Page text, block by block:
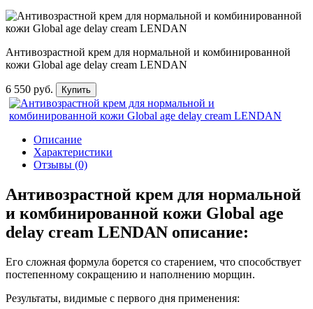
Антивозрастной крем для нормальной и комбинированной
кожи Global age delay cream LENDAN
6 550 руб. Купить
Описание
Характеристики
Отзывы (0)
Антивозрастной крем для нормальной
и комбинированной кожи Global age
delay cream LENDAN описание:
Его сложная формула борется со старением, что способствует
постепенному сокращению и наполнению морщин.
Результаты, видимые с первого дня применения: